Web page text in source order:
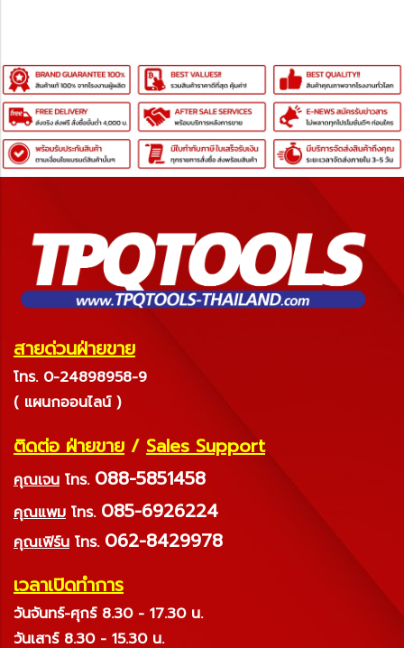
สายด่วนฝ่ายขาย
โทร. 0-24898958-9
( แผนกออนไลน์ )
ติดต่อ ฝ่ายขาย / Sales Support
คุณเจน โทร. 088-5851458
คุณแพม โทร. 085-6926224
คุณเฟิร์น โทร. 062-8429978
เวลาเปิดทำการ
วันจันทร์-ศุกร์ 8.30 - 17.30 น.
วันเสาร์ 8.30 - 15.30 น.